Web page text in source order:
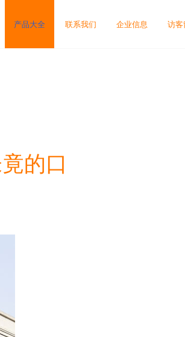
产品大全 联系我们 企业信息 访客
的口